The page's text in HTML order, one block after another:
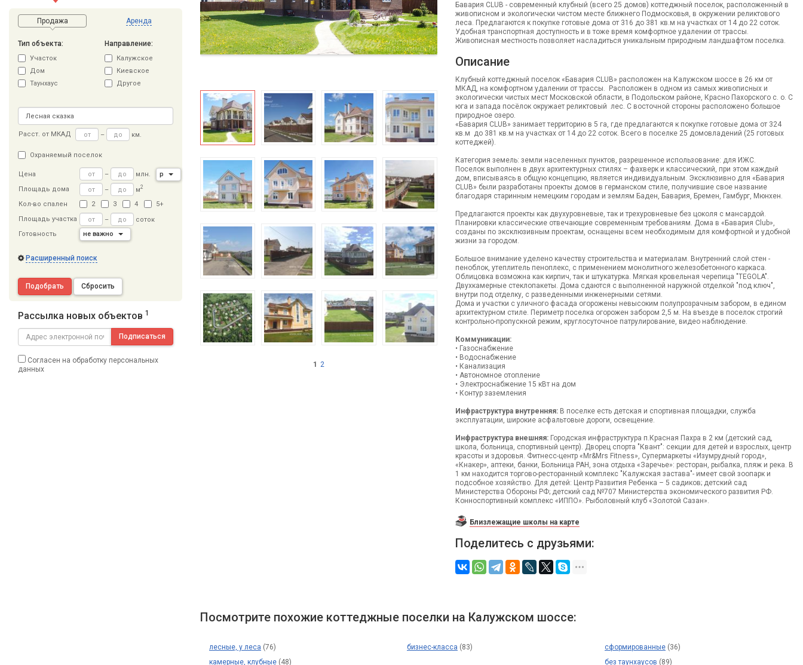
Продажа Аренда
Тип объекта:
Участок
Дом
Таунхаус
Направление:
Калужское
Киевское
Другое
Расст. от МКАД – км.
Охраняемый поселок
Цена – млн.
р
Площадь дома
– м2
Кол-во спален 2 3 4
5+
Площадь участка
–
соток
Готовность
не важно
Расширенный поиск
Подобрать Сбросить
Рассылка новых объектов 1
Подписаться
Согласен на обработку персональных
данных
1 2
Бавария CLUB - современный клубный (всего 25 домов) коттеджный поселок, расположенный в
живописном и экологически чистом месте ближнего Подмосковья, в окружении реликтового
леса. Предлагаются к покупке готовые дома от 316 до 381 кв.м на участках от 14 до 22 соток.
Удобная транспортная доступность и в тоже время комфортное удалении от трассы.
Живописная местность позволяет насладиться уникальным природным ландшафтом поселка.
Описание
Клубный коттеджный поселок «Бавария CLUB» расположен на Калужском шоссе в 26 км от
МКАД, на комфортном удалении от трассы. Расположен в одном из самых живописных и
экологически чистых мест Московской области, в Подольском районе, Красно Пахорского с. о. С
юга и запада посёлок окружает реликтовый лес. С восточной стороны расположено большое
природное озеро.
«Бавария CLUB» занимает территорию в 5 га, где предлагаются к покупке готовые дома от 324
кв.м до 381 кв.м на участках от 14 до 22 соток. Всего в поселке 25 домовладений (25 готовых
коттеджей).
Категория земель: земли населенных пунктов, разрешенное использование: для ИЖС.
Поселок выполнен в двух архитектурных стилях – фахверк и классический, при этом каждый
дом, вписываясь в общую концепцию, является индивидуальным. Эксклюзивно для «Бавария
CLUB» были разработаны проекты домов в германском стиле, получившие свое название
благодаря старинным немецким городам и землям Баден, Бавария, Бремен, Гамбург, Мюнхен.
Предлагаются проекты как двухуровневые, так и трехуровневые без цоколя с мансардой.
Планировки классические отвечающие современным требованиям. Дома в «Бавария Club»,
созданы по эксклюзивным проектам, оснащены всем необходимым для комфортной и удобной
жизни за городом.
Большое внимание уделено качеству строительства и материалам. Внутренний слой стен -
пеноблок, утеплитель пеноплекс, с применением монолитного железобетонного каркаса.
Облицовка возможна как кирпич, так и штукатурка. Мягкая кровельная черепица "TEGOLA".
Двухкамерные стеклопакеты. Дома сдаются с выполненной наружной отделкой "под ключ",
внутри под отделку, с разведенными инженерными сетями.
Дома и участки с уличного фасада огорожены невысоким полупрозрачным забором, в едином
архитектурном стиле. Периметр поселка огорожен забором 2,5 м. На въезде в поселок строгий
контрольно-пропускной режим, круглосуточное патрулирование, видео наблюдение.
Коммуникации:
• Газоснабжение
• Водоснабжение
• Канализация
• Автономное отопление
• Электроснабжение 15 кВт на дом
• Контур заземления
Инфраструктура внутренняя:В поселке есть детская и спортивная площадки, служба
эксплуатации, широкие асфальтовые дороги, освещение.
Инфраструктура внешняя:Городская инфраструктура п.Красная Пахра в 2 км (детский сад,
школа, больница, спортивный центр). Дворец спорта "Квант": секции для детей и взрослых, центр
красоты и здоровья. Фитнесс-центр «Mr&Mrs Fitness», Супермаркеты «Изумрудный город»,
«Кнакер», аптеки, банки, Больница РАН, зона отдыха «Заречье»: ресторан, рыбалка, пляж и река. В
1 км находится торгово-ресторанный комплекс "Калужская застава"- имеет свой зоопарк и
подсобное хозяйство. Для детей: Центр Развития Ребенка – 5 садиков; детский сад
Министерства Обороны РФ; детский сад №707 Министерства экономического развития РФ.
Конноспортивный комплекс «ИППО». Рыболовный клуб «Золотой Сазан».
Близлежащие школы на карте
Поделитесь с друзьями:
Посмотрите похожие коттеджные поселки на Калужском шоссе:
лесные, у леса (76)
камерные, клубные (48)
бизнес-класса (83) сформированные (36)
без таунхаусов (89)